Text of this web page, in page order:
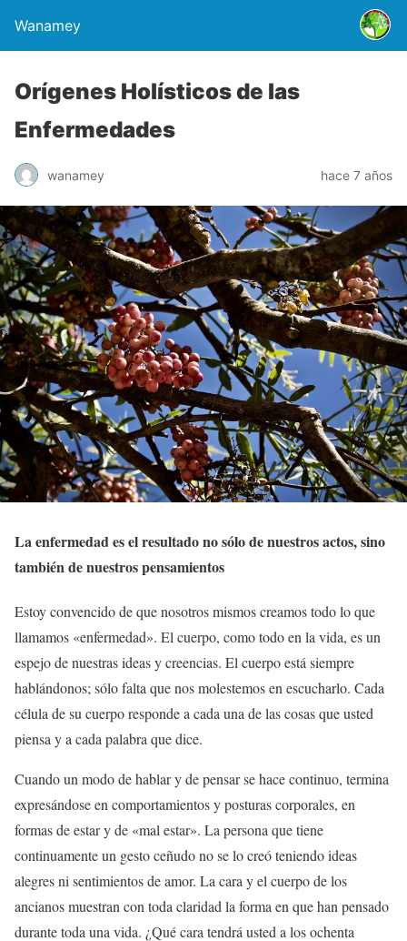
Wanamey
Orígenes Holísticos de las
Enfermedades
wanamey hace 7 años
La enfermedad es el resultado no sólo de nuestros actos, sino
también de nuestros pensamientos
Estoy convencido de que nosotros mismos creamos todo lo que
llamamos «enfermedad». El cuerpo, como todo en la vida, es un
espejo de nuestras ideas y creencias. El cuerpo está siempre
hablándonos; sólo falta que nos molestemos en escucharlo. Cada
célula de su cuerpo responde a cada una de las cosas que usted
piensa y a cada palabra que dice.
Cuando un modo de hablar y de pensar se hace continuo, termina
expresándose en comportamientos y posturas corporales, en
formas de estar y de «mal estar». La persona que tiene
continuamente un gesto ceñudo no se lo creó teniendo ideas
alegres ni sentimientos de amor. La cara y el cuerpo de los
ancianos muestran con toda claridad la forma en que han pensado
durante toda una vida. ¿Qué cara tendrá usted a los ochenta